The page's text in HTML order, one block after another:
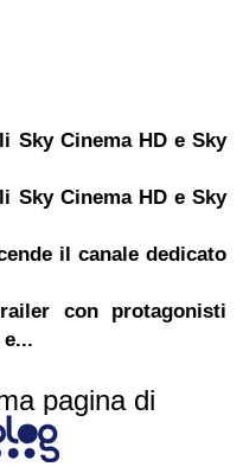
Sky Cinema HD e Sky
Sky Cinema HD e Sky
il canale dedicato
con protagonisti
pagina di